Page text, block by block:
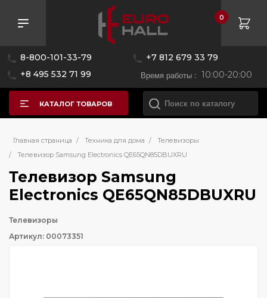
8-800-101-33-79
+7 812 679 33 79
+8 495 532 71 99
Время работы : 10:00-20:00
0
КАТАЛОГ ТОВАРОВ
Главная страница / Техника для дома /
Телевизоры
/
Телевизор Samsung Electronics QE65QN85DBUXRU
Телевизор Samsung
Electronics QE65QN85DBUXRU
Телевизоры
Артикул: 00073351